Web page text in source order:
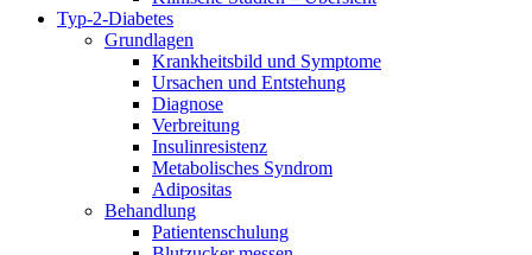
Typ-2-Diabetes
Grundlagen
Krankheitsbild und Symptome
Ursachen und Entstehung
Diagnose
Verbreitung
Insulinresistenz
Metabolisches Syndrom
Adipositas
Behandlung
Patientenschulung